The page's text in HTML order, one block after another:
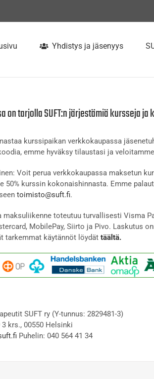
Yhdistys ja jäsenyys
on tarjolla SUFT:n järjestämiä kursseja
kurssipaikan verkkokaupassa
emme hyväksy tilaustasi ja
Voit perua verkkokaupassa maksetun
50% kurssin kokonaishinnasta. Emme
toimisto@suft.fi.
maksuliikenne toteutuu turvallisesti Visma
MobilePay, Siirto ja Pivo. Laskutus
tarkemmat käytännöt löydät täältä.
SUFT ry (Y-tunnus: 2829481-3)
krs., 00550 Helsinki
Puhelin: 040 564 41 34